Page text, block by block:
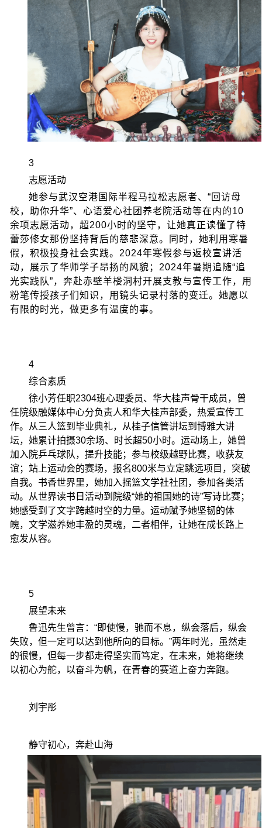
3
志愿活动
她参与武汉空港国际半程马拉松志愿者、“回访母
校，助你升华”、心语爱心社团养老院活动等在内的10
余项志愿活动，超200小时的坚守，让她真正读懂了特
蕾莎修女那份坚持背后的慈悲深意。同时，她利用寒暑
假，积极投身社会实践。2024年寒假参与返校宣讲活
动，展示了华师学子昂扬的风貌；2024年暑期追随“追
光实践队”，奔赴赤壁羊楼洞村开展支教与宣传工作，用
粉笔传授孩子们知识，用镜头记录村落的变迁。她愿以
有限的时光，做更多有温度的事。
4
综合素质
徐小芳任职2304班心理委员、华大桂声骨干成员，曾
任院级融媒体中心分负责人和华大桂声部委，热爱宣传工
作。从三人篮到毕业典礼，从桂子信管讲坛到博雅大讲
坛，她累计拍摄30余场、时长超50小时。运动场上，她曾
加入院乒乓球队，提升技能；参与校级越野比赛，收获友
谊；站上运动会的赛场，报名800米与立定跳远项目，突破
自我。书香世界里，她加入摇篮文学社社团，参加各类活
动。从世界读书日活动到院级“她的祖国她的诗”写诗比赛；
她感受到了文字跨越时空的力量。运动赋予她坚韧的体
魄，文学滋养她丰盈的灵魂，二者相伴，让她在成长路上
愈发从容。
5
展望未来
鲁迅先生曾言：“即使慢，驰而不息，纵会落后，纵会
失败，但一定可以达到他所向的目标。”两年时光，虽然走
的很慢，但每一步都走得坚实而笃定，在未来，她将继续
以初心为舵，以奋斗为帆，在青春的赛道上奋力奔跑。
刘宇彤
静守初心，奔赴山海